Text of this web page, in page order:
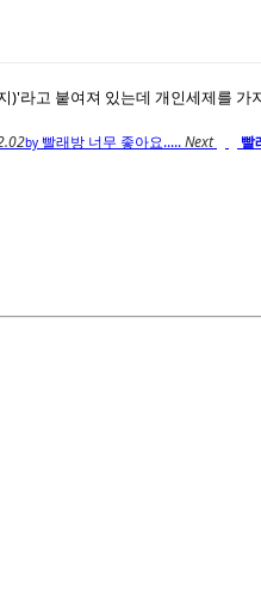
라고 붙여져 있는데 개인세제를
by 빨래방 너무 좋아요.....Next 빨